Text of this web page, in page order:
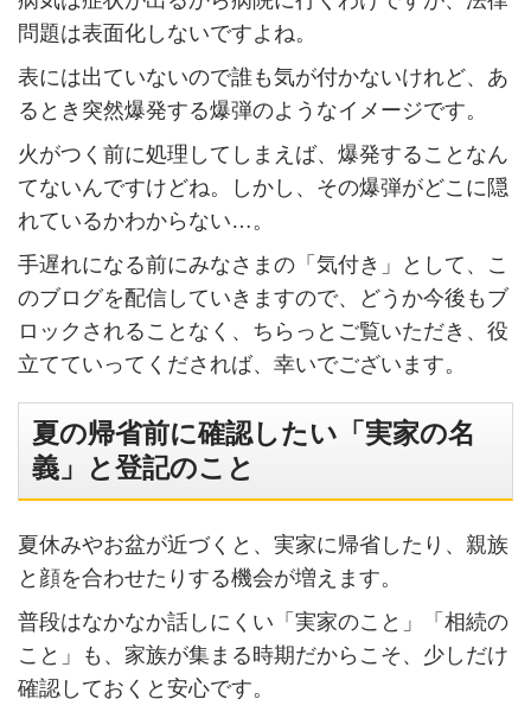
問題は表面化しないですよね。
表には出ていないので誰も気が付かないけれど、あ
るとき突然爆発する爆弾のようなイメージです。
火がつく前に処理してしまえば、爆発することなん
てないんですけどね。しかし、その爆弾がどこに隠
れているかわからない…。
手遅れになる前にみなさまの「気付き」として、こ
のブログを配信していきますので、どうか今後もブ
ロックされることなく、ちらっとご覧いただき、役
立てていってくだされば、幸いでございます。
夏の帰省前に確認したい「実家の名
義」と登記のこと
夏休みやお盆が近づくと、実家に帰省したり、親族
と顔を合わせたりする機会が増えます。
普段はなかなか話しにくい「実家のこと」「相続の
こと」も、家族が集まる時期だからこそ、少しだけ
確認しておくと安心です。